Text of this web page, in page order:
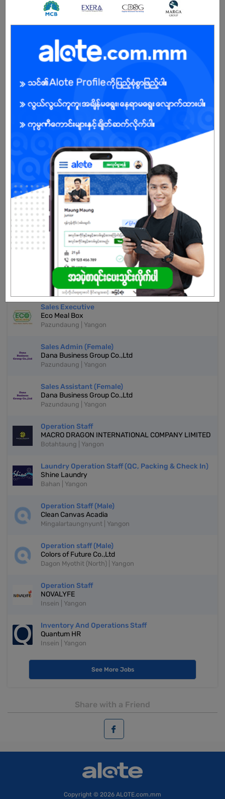
Open To : Male/Female
Already Expired
Don't have an account?
REGISTER NOW!
More Similar Jobs
Operation Staff
Asian Lube Marketing Co.,Ltd
Pazundaung | Yangon
Sale Assistant (Female)
Tint Sabei Trading Co.,Ltd(SUPER DRY
DEHUMIDIFIER)
Pazundaung | Yangon
Sales Executive
Eco Meal Box
Pazundaung | Yangon
Sales Admin (Female)
Dana Business Group Co.,Ltd
Pazundaung | Yangon
Sales Assistant (Female)
Dana Business Group Co.,Ltd
Pazundaung | Yangon
Operation Staff
MACRO DRAGON INTERNATIONAL COMPANY LIMITED
Botahtaung | Yangon
Laundry Operation Staff (QC, Packing & Check In)
Shine Laundry
Bahan | Yangon
Operation Staff (Male)
Clean Canvas Acadia
Mingalartaungnyunt | Yangon
Operation staff (Male)
Colors of Future Co.,Ltd
Dagon Myothit (North) | Yangon
Operation Staff
NOVALYFE
Insein | Yangon
Inventory And Operations Staff
Quantum HR
Insein | Yangon
See More Jobs
Share with a Friend
Copyright © 2026 ALOTE.com.mm